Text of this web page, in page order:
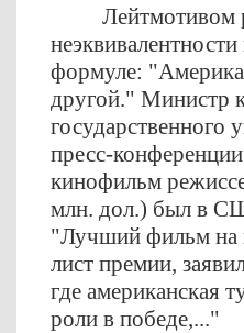
Лейтмотивом
формуле:
другой." Министр
государственного
пресс-
кинофильм
млн. дол.) был в
"Лучший фильм на
лист премии,
где американская
роли в победе,..."